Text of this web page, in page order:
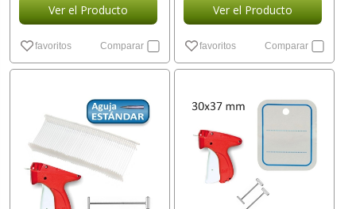
Ver el Producto
favoritos Comparar
Ver el Producto
favoritos Comparar